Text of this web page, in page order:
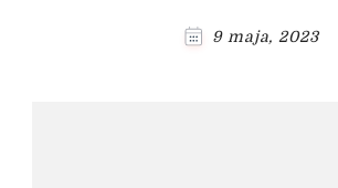
9 maja, 2023